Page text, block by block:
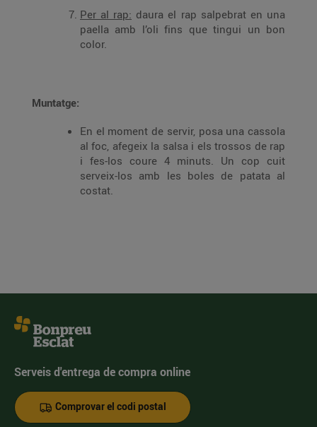
Per al rap: daura el rap salpebrat en una
paella amb l’oli fins que tingui un bon
color.
Muntatge:
En el moment de servir, posa una cassola
al foc, afegeix la salsa i els trossos de rap
i fes-los coure 4 minuts. Un cop cuit
serveix-los amb les boles de patata al
costat.
Serveis d'entrega de compra online
Comprovar el codi postal